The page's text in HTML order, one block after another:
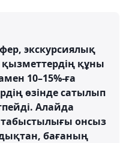
экскурсиялық
құны
10–15%-ға
өзінде сатылып
Алайда
табыстылығы онсыз
бағаның